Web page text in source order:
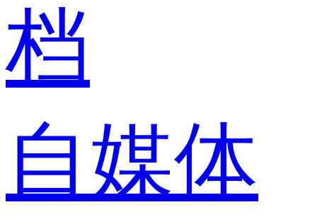
档
自媒体